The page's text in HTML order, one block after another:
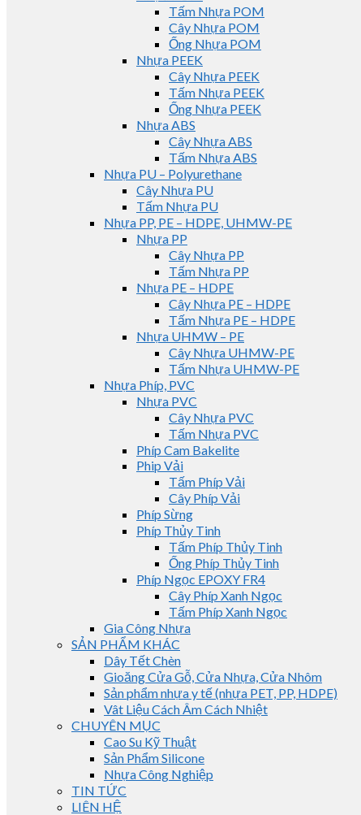
Tấm Nhựa POM
Cây Nhựa POM
Ống Nhựa POM
Nhựa PEEK
Cây Nhựa PEEK
Tấm Nhựa PEEK
Ống Nhựa PEEK
Nhựa ABS
Cây Nhựa ABS
Tấm Nhựa ABS
Nhựa PU – Polyurethane
Cây Nhựa PU
Tấm Nhựa PU
Nhựa PP, PE – HDPE, UHMW-PE
Nhựa PP
Cây Nhựa PP
Tấm Nhựa PP
Nhựa PE – HDPE
Cây Nhựa PE – HDPE
Tấm Nhựa PE – HDPE
Nhựa UHMW – PE
Cây Nhựa UHMW-PE
Tấm Nhựa UHMW-PE
Nhựa Phíp, PVC
Nhựa PVC
Cây Nhựa PVC
Tấm Nhựa PVC
Phíp Cam Bakelite
Phip Vải
Tấm Phíp Vải
Cây Phíp Vải
Phíp Sừng
Phíp Thủy Tinh
Tấm Phíp Thủy Tinh
Ống Phíp Thủy Tinh
Phíp Ngọc EPOXY FR4
Cây Phíp Xanh Ngọc
Tấm Phíp Xanh Ngọc
Gia Công Nhựa
SẢN PHẨM KHÁC
Dây Tết Chèn
Gioăng Cửa Gỗ, Cửa Nhựa, Cửa Nhôm
Sản phẩm nhựa y tế (nhựa PET, PP, HDPE)
Vât Liệu Cách Âm Cách Nhiệt
CHUYÊN MỤC
Cao Su Kỹ Thuật
Sản Phẩm Silicone
Nhựa Công Nghiệp
TIN TỨC
LIÊN HỆ